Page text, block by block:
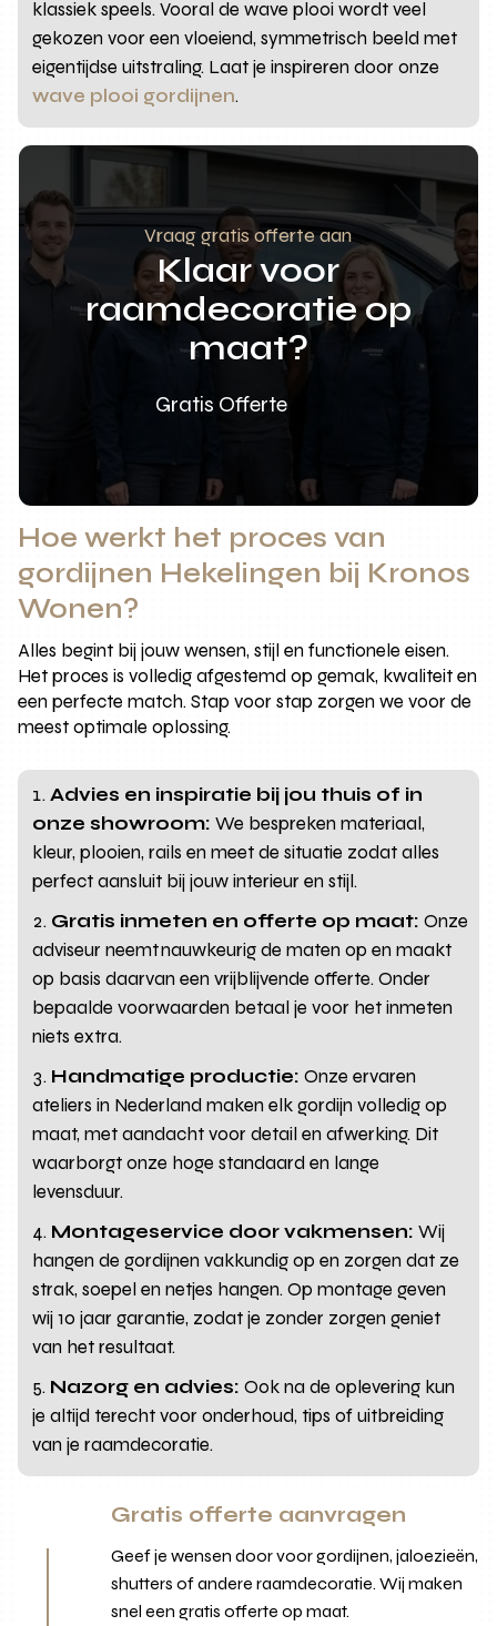
klassiek speels. Vooral de wave plooi wordt veel
gekozen voor een vloeiend, symmetrisch beeld met
eigentijdse uitstraling. Laat je inspireren door onze
wave plooi gordijnen.
Vraag gratis offerte aan
Klaar voor
raamdecoratie op
maat?
Gratis Offerte
Hoe werkt het proces van
gordijnen Hekelingen bij Kronos
Wonen?
Alles begint bij jouw wensen, stijl en functionele eisen.
Het proces is volledig afgestemd op gemak, kwaliteit en
een perfecte match. Stap voor stap zorgen we voor de
meest optimale oplossing.
Advies en inspiratie bij jou thuis of in
onze showroom: We bespreken materiaal,
kleur, plooien, rails en meet de situatie zodat alles
perfect aansluit bij jouw interieur en stijl.
Gratis inmeten en offerte op maat: Onze
adviseur neemt nauwkeurig de maten op en maakt
op basis daarvan een vrijblijvende offerte. Onder
bepaalde voorwaarden betaal je voor het inmeten
niets extra.
Handmatige productie: Onze ervaren
ateliers in Nederland maken elk gordijn volledig op
maat, met aandacht voor detail en afwerking. Dit
waarborgt onze hoge standaard en lange
levensduur.
Montageservice door vakmensen: Wij
hangen de gordijnen vakkundig op en zorgen dat ze
strak, soepel en netjes hangen. Op montage geven
wij 10 jaar garantie, zodat je zonder zorgen geniet
van het resultaat.
Nazorg en advies: Ook na de oplevering kun
je altijd terecht voor onderhoud, tips of uitbreiding
van je raamdecoratie.
Gratis offerte aanvragen
Geef je wensen door voor gordijnen, jaloezieën,
shutters of andere raamdecoratie. Wij maken
snel een gratis offerte op maat.